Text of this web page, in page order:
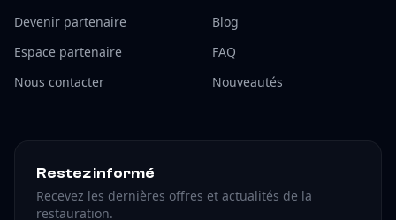
Devenir partenaire
Espace partenaire
Nous contacter
Blog
FAQ
Nouveautés
Restez informé
Recevez les dernières offres et actualités de la
restauration.